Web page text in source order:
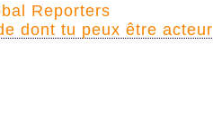
Reporters
dont tu peux être acteur